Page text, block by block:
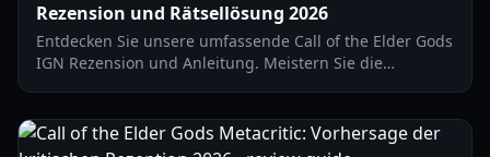
Rezension und Rätsellösung 2026
Entdecken Sie unsere umfassende Call of the Elder Gods
IGN Rezension und Anleitung. Meistern Sie die